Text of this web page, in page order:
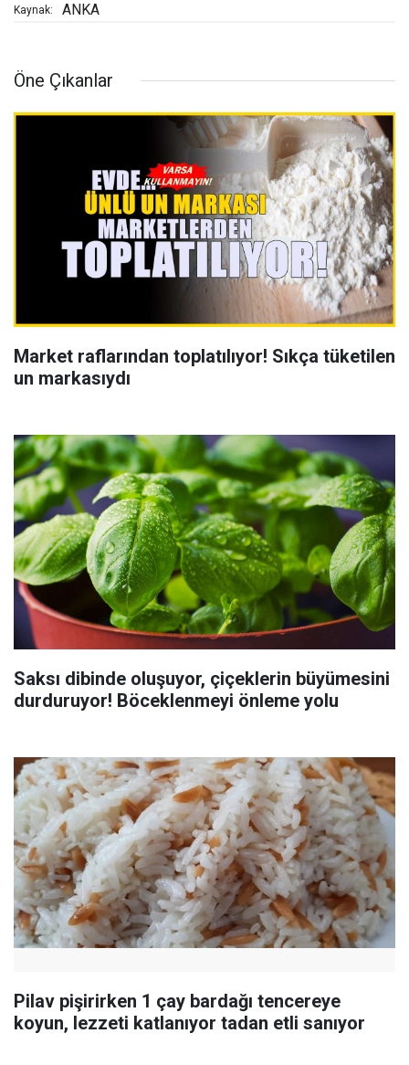
Kaynak: ANKA
Öne Çıkanlar
Market raflarından toplatılıyor! Sıkça tüketilen
un markasıydı
Saksı dibinde oluşuyor, çiçeklerin büyümesini
durduruyor! Böceklenmeyi önleme yolu
Pilav pişirirken 1 çay bardağı tencereye
koyun, lezzeti katlanıyor tadan etli sanıyor